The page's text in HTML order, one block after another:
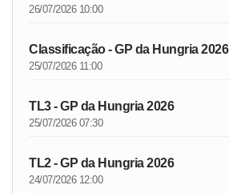
26/07/2026 10:00
Classificação - GP da Hungria 2026
25/07/2026 11:00
TL3 - GP da Hungria 2026
25/07/2026 07:30
TL2 - GP da Hungria 2026
24/07/2026 12:00